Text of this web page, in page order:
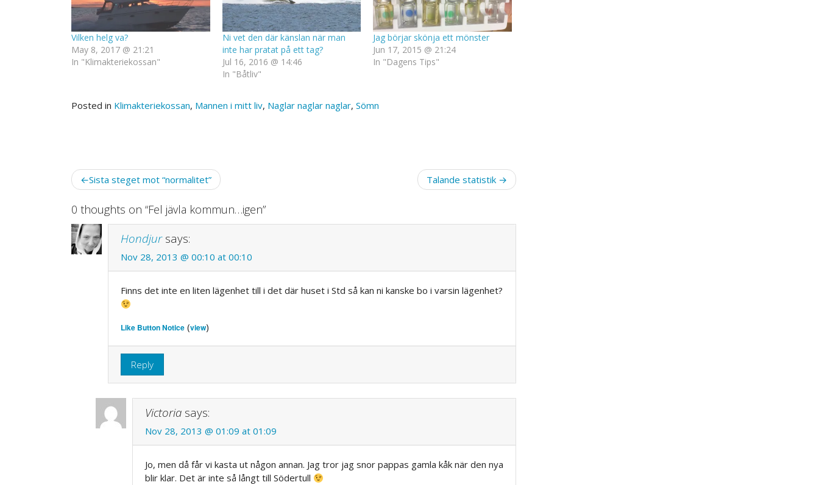
Vilken helg va?
May 8, 2017 @ 21:21
In "Klimakteriekossan"
Ni vet den där känslan när man
inte har pratat på ett tag?
Jul 16, 2016 @ 14:46
In "Båtliv"
Jag börjar skönja ett mönster
Jun 17, 2015 @ 21:24
In "Dagens Tips"
Posted in Klimakteriekossan, Mannen i mitt liv, Naglar naglar naglar, Sömn
Post
navigation
Sista steget mot “normalitet” Talande statistik
0 thoughts on “Fel jävla kommun…igen”
Hondjur says:
Nov 28, 2013 @ 00:10 at 00:10
Finns det inte en liten lägenhet till i det där huset i Std så kan ni kanske bo i varsin lägenhet?
Like Button Notice (view)
Reply
Victoria says:
Nov 28, 2013 @ 01:09 at 01:09
Jo, men då får vi kasta ut någon annan. Jag tror jag snor pappas gamla kåk när den nya
blir klar. Det är inte så långt till Södertull